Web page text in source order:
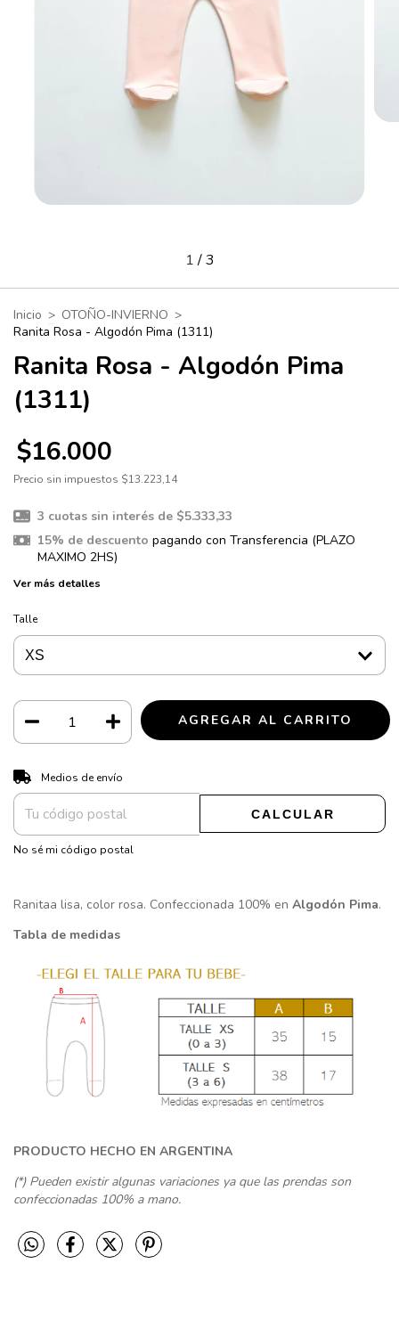
1/3
Inicio > OTOÑO-INVIERNO >
Ranita Rosa - Algodón Pima (1311)
Ranita Rosa - Algodón Pima
(1311)
$16.000
Precio sin impuestos $13.223,14
3 cuotas sin interés de $5.333,33
15% de descuento pagando con Transferencia (PLAZO
MAXIMO 2HS)
Ver más detalles
Talle
Entregas para el CP:
Medios de envío
CALCULAR
No sé mi código postal
Ranitaa lisa, color rosa. Confeccionada 100% en Algodón Pima.
Tabla de medidas
PRODUCTO HECHO EN ARGENTINA
(*) Pueden existir algunas variaciones ya que las prendas son
confeccionadas 100% a mano.